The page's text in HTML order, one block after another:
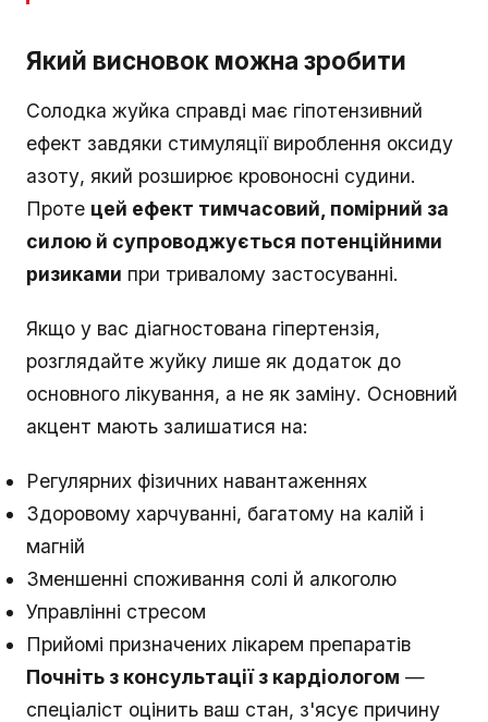
Який висновок можна зробити
Солодка жуйка справді має гіпотензивний
ефект завдяки стимуляції вироблення оксиду
азоту, який розширює кровоносні судини.
Проте цей ефект тимчасовий, помірний за
силою й супроводжується потенційними
ризиками при тривалому застосуванні.
Якщо у вас діагностована гіпертензія,
розглядайте жуйку лише як додаток до
основного лікування, а не як заміну. Основний
акцент мають залишатися на:
Регулярних фізичних навантаженнях
Здоровому харчуванні, багатому на калій і
магній
Зменшенні споживання солі й алкоголю
Управлінні стресом
Прийомі призначених лікарем препаратів
Почніть з консультації з кардіологом —
спеціаліст оцінить ваш стан, з'ясує причину